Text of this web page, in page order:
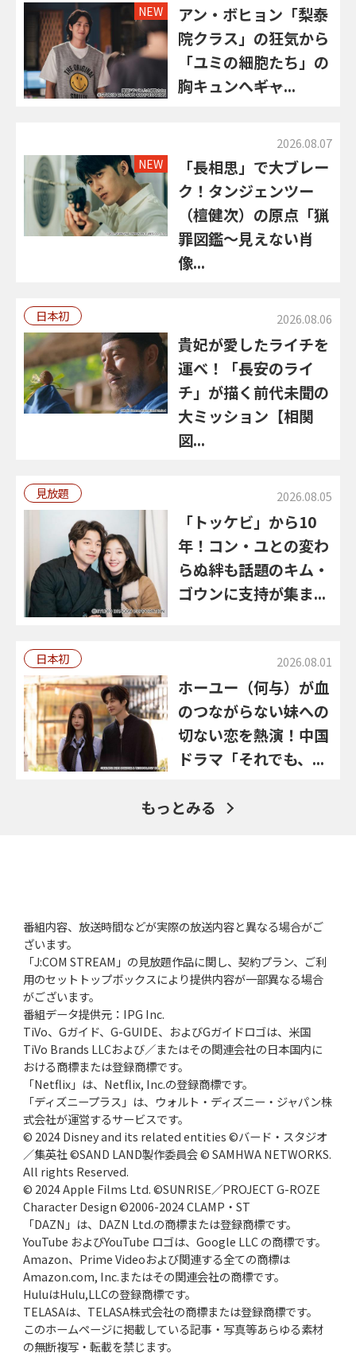
NEW
アン・ボヒョン「梨泰
院クラス」の狂気から
「ユミの細胞たち」の
胸キュンへ――ギャ...
2026.08.07
NEW
「長相思」で大ブレー
ク！タンジェンツー
（檀健次）の原点「猟
罪図鑑～見えない肖
像...
日本初 2026.08.06
貴妃が愛したライチを
運べ！「長安のライ
チ」が描く前代未聞の
大ミッション【相関
図...
見放題 2026.08.05
「トッケビ」から10
年！コン・ユとの変わ
らぬ絆も話題のキム・
ゴウンに支持が集ま...
日本初 2026.08.01
ホーユー（何与）が血
のつながらない妹への
切ない恋を熱演！中国
ドラマ「それでも、...
もっとみる
番組内容、放送時間などが実際の放送内容と異なる場合がご
ざいます。
「J:COM STREAM」の見放題作品に関し、契約プラン、ご利
用のセットトップボックスにより提供内容が一部異なる場合
がございます。
番組データ提供元：IPG Inc.
TiVo、Gガイド、G-GUIDE、およびGガイドロゴは、米国
TiVo Brands LLCおよび／またはその関連会社の日本国内に
おける商標または登録商標です。
「Netflix」は、Netflix, Inc.の登録商標です。
「ディズニープラス」は、ウォルト・ディズニー・ジャパン株
式会社が運営するサービスです。
© 2024 Disney and its related entities ©バード・スタジオ
／集英社 ©SAND LAND製作委員会 © SAMHWA NETWORKS.
All rights Reserved.
© 2024 Apple Films Ltd. ©SUNRISE／PROJECT G-ROZE
Character Design ©2006-2024 CLAMP・ST
「DAZN」は、DAZN Ltd.の商標または登録商標です。
YouTube およびYouTube ロゴは、Google LLC の商標です。
Amazon、Prime Videoおよび関連する全ての商標は
Amazon.com, Inc.またはその関連会社の商標です。
HuluはHulu,LLCの登録商標です。
TELASAは、TELASA株式会社の商標または登録商標です。
このホームページに掲載している記事・写真等あらゆる素材
の無断複写・転載を禁じます。